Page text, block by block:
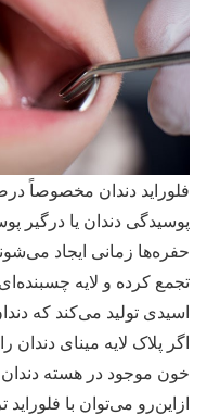
فلوراید دندان مخصوصاً
پوسیدگی دندان یا درگیر
حفره‌ها زمانی ایجاد
تجمع کرده و لایه
اسیدی تولید می‌کند که
اگر پلاک لایه مینای
خون موجود در هسته دندان
ازاین‌رو می‌توان با